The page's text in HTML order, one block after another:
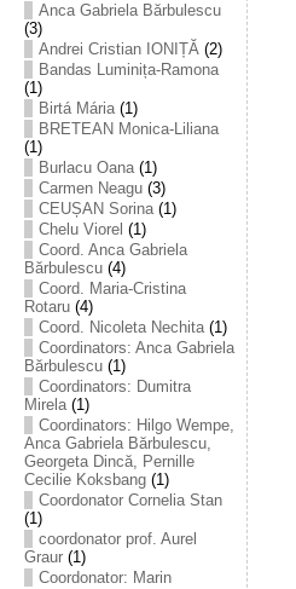
Anca Gabriela Bărbulescu
(3)
Andrei Cristian IONIȚĂ(2)
Bandas Luminița-Ramona
(1)
Birtá Mária(1)
BRETEAN Monica-Liliana
(1)
Burlacu Oana(1)
Carmen Neagu(3)
CEUȘAN Sorina(1)
Chelu Viorel (1)
Coord. Anca Gabriela
Bărbulescu(4)
Coord. Maria-Cristina
Rotaru(4)
Coord. Nicoleta Nechita(1)
Coordinators: Anca Gabriela
Bărbulescu(1)
Coordinators: Dumitra
Mirela(1)
Coordinators: Hilgo Wempe,
Anca Gabriela Bărbulescu,
Georgeta Dincă, Pernille
Cecilie Koksbang(1)
Coordonator Cornelia Stan
(1)
coordonator prof. Aurel
Graur(1)
Coordonator: Marin